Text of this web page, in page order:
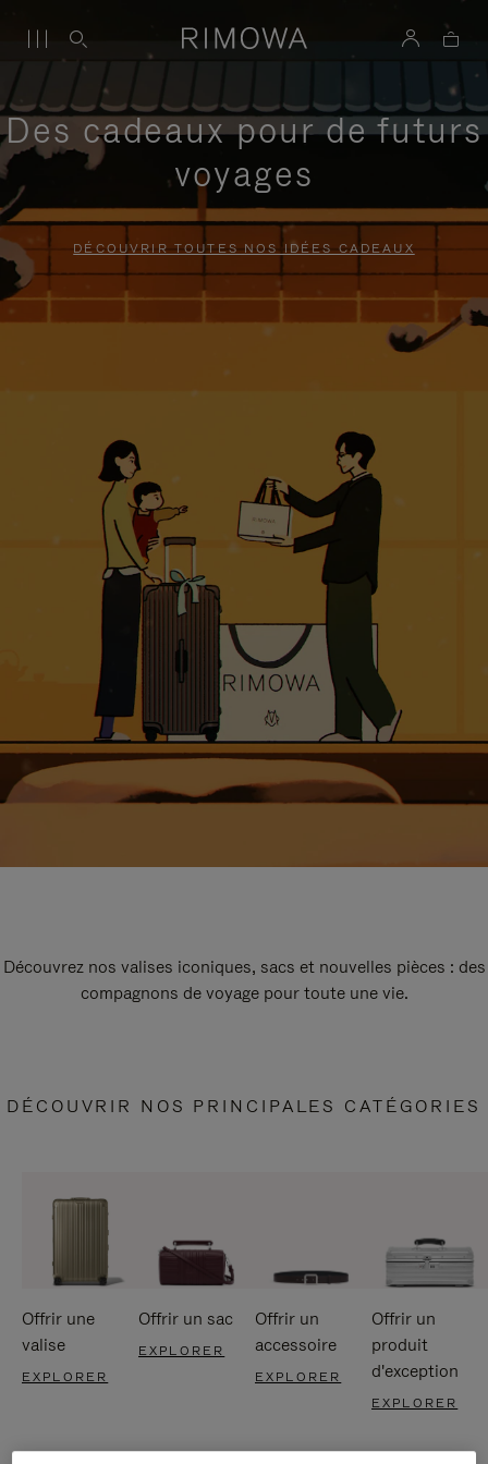
Des cadeaux pour de futurs
voyages
DÉCOUVRIR TOUTES NOS IDÉES CADEAUX
Découvrez nos valises iconiques, sacs et nouvelles pièces : des
compagnons de voyage pour toute une vie.
DÉCOUVRIR NOS PRINCIPALES CATÉGORIES
Offrir une
valise
EXPLORER
Offrir un sac
EXPLORER
Offrir un
accessoire
EXPLORER
Offrir un
produit
d'exception
EXPLORER